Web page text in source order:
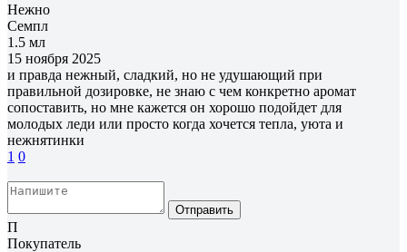
Нежно
Семпл
1.5 мл
15 ноября 2025
и правда нежный, сладкий, но не удушающий при
правильной дозировке, не знаю с чем конкретно аромат
сопоставить, но мне кажется он хорошо подойдет для
молодых леди или просто когда хочется тепла, уюта и
нежнятинки
1 0
Отправить
П
Покупатель